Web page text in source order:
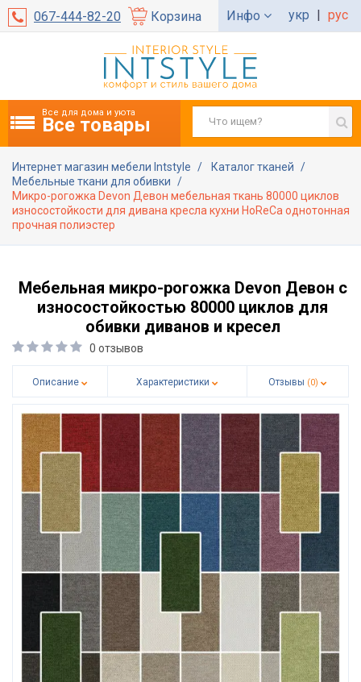
067-444-82-20 Корзина Инфо укр | рус
Все для дома и уюта
Все товары
Интернет магазин мебели Intstyle
Каталог тканей
Мебельные ткани для обивки
Микро-рогожка Devon Девон мебельная ткань 80000 циклов
износостойкости для дивана кресла кухни HoReCa однотонная
прочная полиэстер
Мебельная микро-рогожка Devon Девон с
износостойкостью 80000 циклов для
обивки диванов и кресел
0 отзывов
Описание Характеристики Отзывы (0)